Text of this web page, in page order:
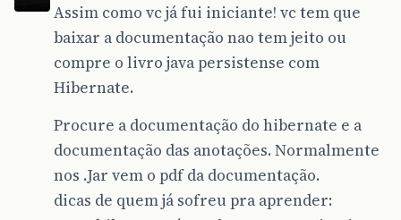
Assim como vc já fui iniciante! vc tem que
baixar a documentação nao tem jeito ou
compre o livro java persistense com
Hibernate.
Procure a documentação do hibernate e a
documentação das anotações. Normalmente
nos .Jar vem o pdf da documentação.
dicas de quem já sofreu pra aprender: